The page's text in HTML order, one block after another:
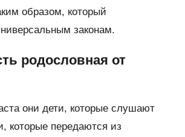
образом, который
законам.
родословная от
они дети, которые слушают
которые передаются из